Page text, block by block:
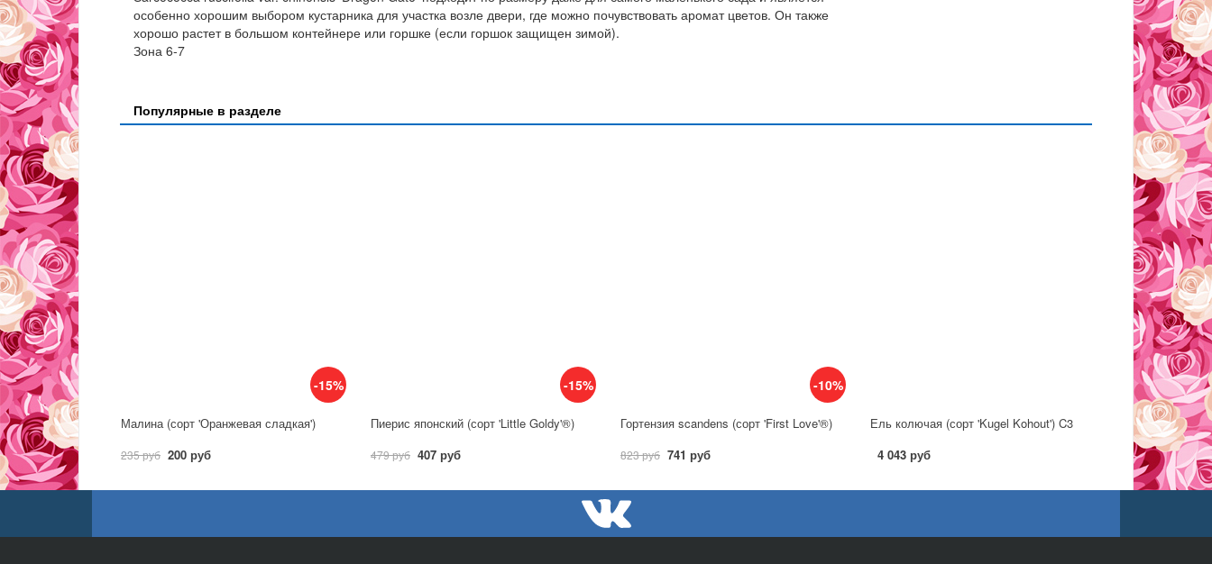
особенно хорошим выбором кустарника для участка возле двери, где можно почувствовать аромат цветов. Он также
хорошо растет в большом контейнере или горшке (если горшок защищен зимой).
Зона 6-7
Популярные в разделе
-15%
Малина (сорт 'Оранжевая сладкая')
235 руб 200 руб
-15%
Пиерис японский (сорт 'Little Goldy'®)
479 руб 407 руб
-10%
Гортензия scandens (сорт 'First Love'®)
823 руб 741 руб
Ель колючая (сорт 'Kugel Kohout') C3
4 043 руб